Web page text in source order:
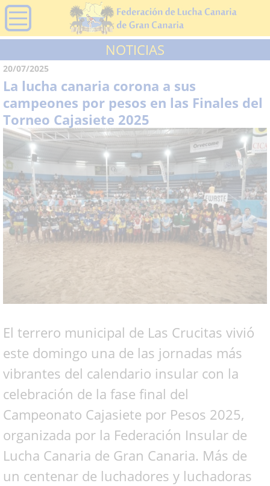
NOTICIAS
20/07/2025
La lucha canaria corona a sus
campeones por pesos en las Finales del
Torneo Cajasiete 2025
El terrero municipal de Las Crucitas vivió
este domingo una de las jornadas más
vibrantes del calendario insular con la
celebración de la fase final del
Campeonato Cajasiete por Pesos 2025,
organizada por la Federación Insular de
Lucha Canaria de Gran Canaria. Más de
un centenar de luchadores y luchadoras